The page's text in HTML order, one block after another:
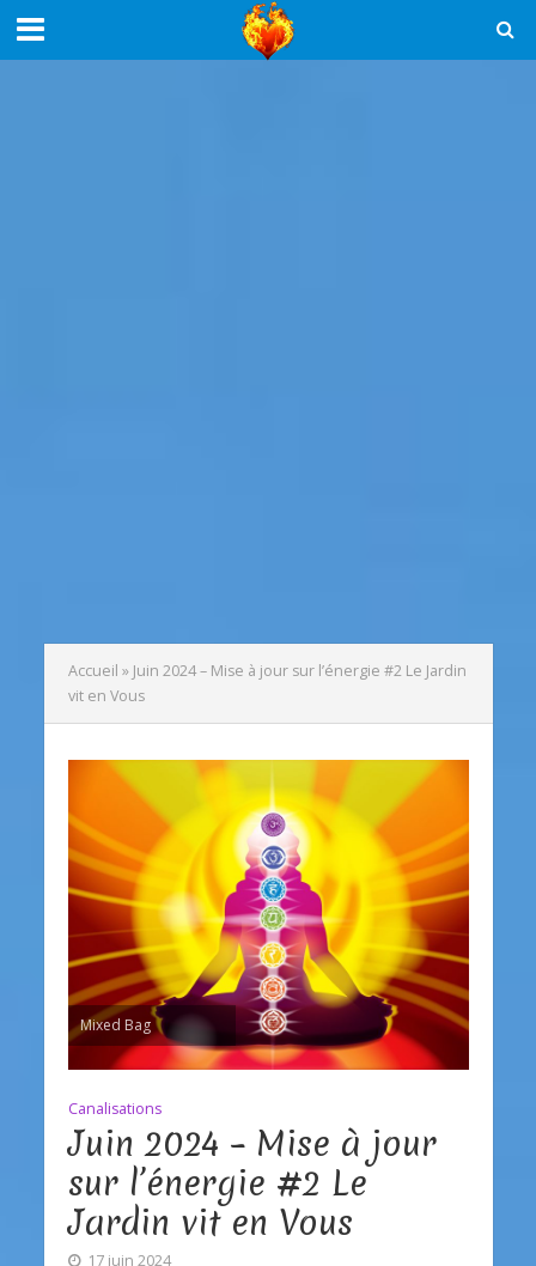
Accueil » Juin 2024 – Mise à jour sur l’énergie #2 Le Jardin
vit en Vous
Mixed Bag
Canalisations
Juin 2024 – Mise à jour
sur l’énergie #2 Le
Jardin vit en Vous
17 juin 2024